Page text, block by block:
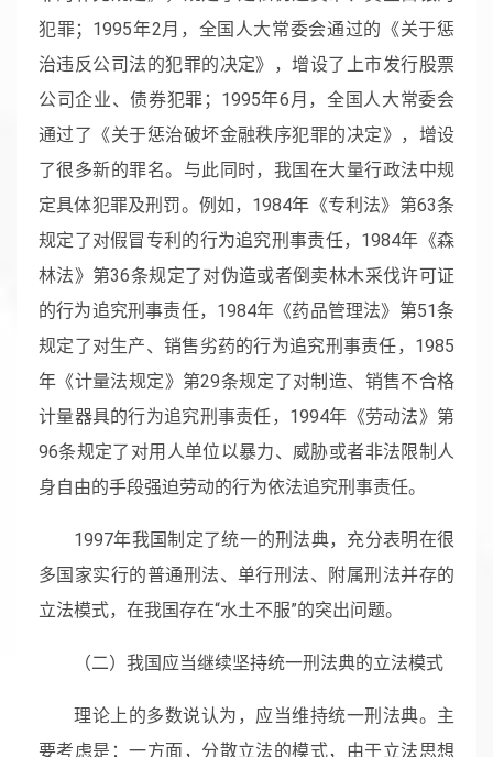
犯罪；1995年2月，全国人大常委会通过的《关于惩
治违反公司法的犯罪的决定》，增设了上市发行股票
公司企业、债券犯罪；1995年6月，全国人大常委会
通过了《关于惩治破坏金融秩序犯罪的决定》，增设
了很多新的罪名。与此同时，我国在大量行政法中规
定具体犯罪及刑罚。例如，1984年《专利法》第63条
规定了对假冒专利的行为追究刑事责任，1984年《森
林法》第36条规定了对伪造或者倒卖林木采伐许可证
的行为追究刑事责任，1984年《药品管理法》第51条
规定了对生产、销售劣药的行为追究刑事责任，1985
年《计量法规定》第29条规定了对制造、销售不合格
计量器具的行为追究刑事责任，1994年《劳动法》第
96条规定了对用人单位以暴力、威胁或者非法限制人
身自由的手段强迫劳动的行为依法追究刑事责任。
1997年我国制定了统一的刑法典，充分表明在很
多国家实行的普通刑法、单行刑法、附属刑法并存的
立法模式，在我国存在“水土不服”的突出问题。
（二）我国应当继续坚持统一刑法典的立法模式
理论上的多数说认为，应当维持统一刑法典。主
要考虑是：一方面，分散立法的模式，由于立法思想